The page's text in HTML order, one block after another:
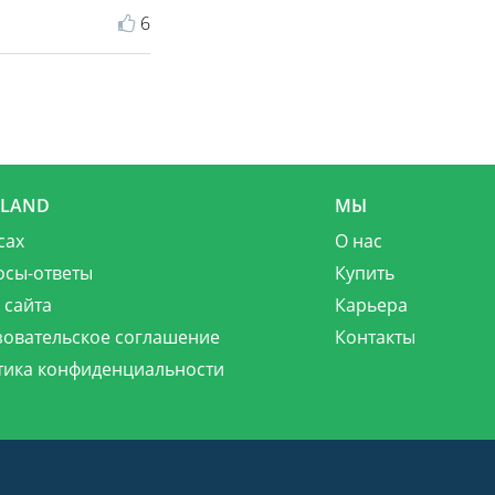
6
ответы
соглашение
конфиденциальности
МЫ
О нас
Купить
Карьера
Контакты